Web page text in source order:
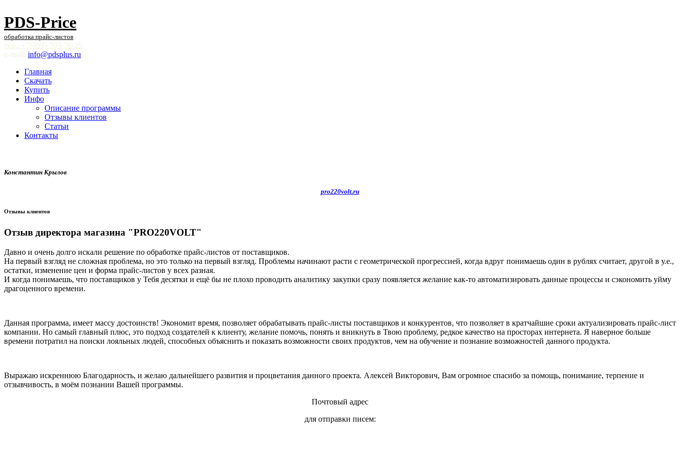
PDS-Price
обработка прайс-листов
тел.: +7(499) 703-36-25
e-mail: info@pdsplus.ru
Главная
Скачать
Купить
Инфо
Описание программы
Отзывы клиентов
Статьи
Контакты
Константин Крылов
pro220volt.ru
Отзывы клиентов
Отзыв директора магазина "PRO220VOLT"
Давно и очень долго искали решение по обработке прайс-листов от поставщиков.
На первый взгляд не сложная проблема, но это только на первый взгляд. Проблемы начинают расти с геометрической прогрессией, когда вдруг понимаешь один в рублях считает, другой в у.е.,
остатки, изменение цен и форма прайс-листов у всех разная.
И когда понимаешь, что поставщиков у Тебя десятки и ещё бы не плохо проводить аналитику закупки сразу появляется желание как-то автоматизировать данные процессы и сэкономить уйму
драгоценного времени.
Данная программа, имеет массу достоинств! Экономит время, позволяет обрабатывать прайс-листы поставщиков и конкурентов, что позволяет в кратчайшие сроки актуализировать прайс-лист
компании. Но самый главный плюс, это подход создателей к клиенту, желание помочь, понять и вникнуть в Твою проблему, редкое качество на просторах интернета. Я наверное больше
времени потратил на поиски лояльных людей, способных объяснить и показать возможности своих продуктов, чем на обучение и познание возможностей данного продукта.
Выражаю искреннюю Благодарность, и желаю дальнейшего развития и процветания данного проекта. Алексей Викторович, Вам огромное спасибо за помощь, понимание, терпение и
отзывчивость, в моём познании Вашей программы.
Почтовый адрес
для отправки писем: